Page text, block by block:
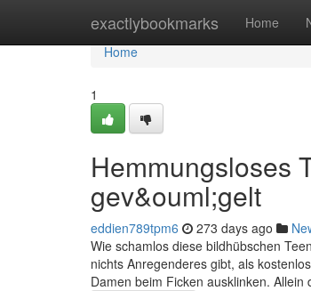
exactlybookmarks Home
Home
Home
1
Hemmungsloses
gev&ouml;gelt
eddien789tpm6 273 days ago
Wie schamlos diese bildhübschen
nichts Anregenderes gibt, als
Damen beim Ficken ausklinken.